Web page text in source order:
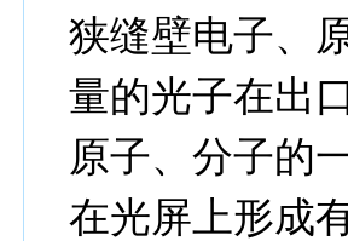
狭缝壁电子、
量的光子在出
原子、分子的
在光屏上形成